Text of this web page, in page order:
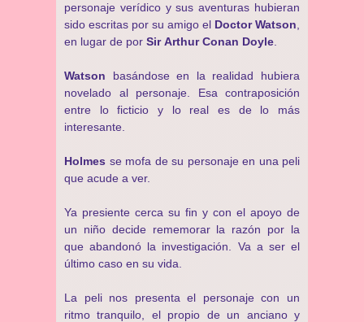
personaje verídico y sus aventuras hubieran
sido escritas por su amigo el Doctor Watson
en lugar de por Sir Arthur Conan Doyle
Watson basándose en la realidad hubiera
novelado al personaje. Esa contraposición
entre lo ficticio y lo real es de lo más
interesante.
Holmes se mofa de su personaje en una peli
que acude a ver.
Ya presiente cerca su fin y con el apoyo de
un niño decide rememorar la razón por la
que abandonó la investigación. Va a ser el
último caso en su vida.
La peli nos presenta el personaje con un
ritmo tranquilo, el propio de un anciano y